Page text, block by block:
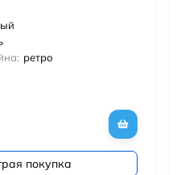
ретро
покупка